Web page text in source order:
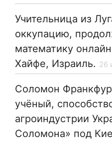
Учительница из
оккупацию,
математику
Хайфе, Израиль. 26
Соломон
учёный,
агроиндустрии
Соломона» под